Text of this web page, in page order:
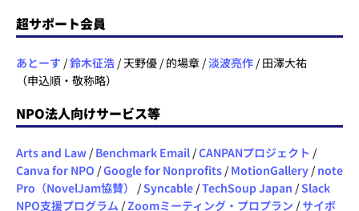
超サポート会員
あとーす /鈴木征浩 / 天野優 / 的場章 /淡波亮作 / 田澤大祐
（申込順・敬称略）
NPO法人向けサービス等
Arts and Law / Benchmark Email /CANPANプロジェクト /
Canva for NPO /Google for Nonprofits / MotionGallery / note
Pro（NovelJam協賛）
/Syncable /TechSoup Japan /Slack
NPO支援プログラム /Zoomミーティング・プロプラン /サイボ